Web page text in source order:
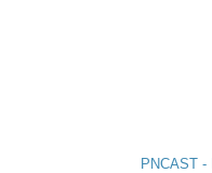
PNCAST -